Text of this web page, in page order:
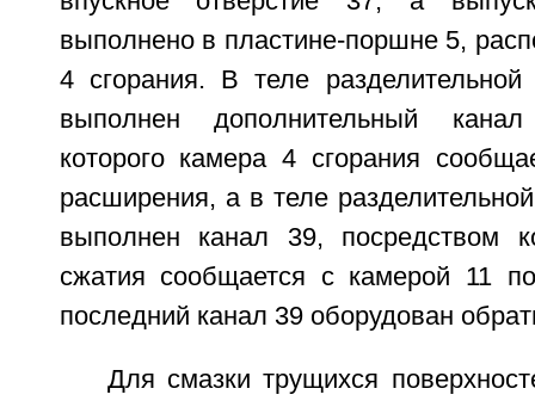
выполнено в пластине-поршне 5,
4 сгорания. В теле
выполнен дополнительный
которого камера 4 сгорания
расширения, а в теле
выполнен канал 39, посредством
сжатия сообщается с камерой 11
последний канал 39 оборудован
Для смазки трущихся